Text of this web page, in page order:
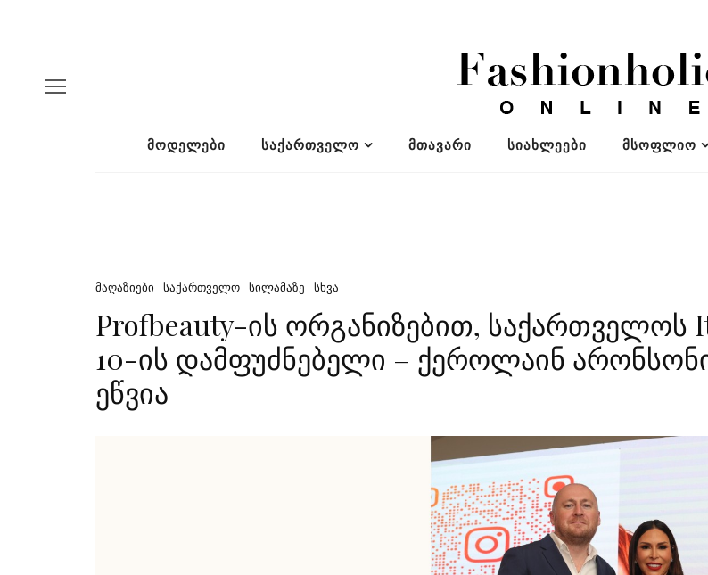
ᲛᲝᲓᲔᲚᲔᲑᲘ ᲡᲐᲥᲐᲠᲗᲕᲔᲚᲝ ᲛᲗᲐᲕᲐᲠᲘ ᲡᲘᲐᲮᲚᲔᲔᲑᲘ ᲛᲡᲝᲤᲚᲘᲝ
ᲛᲐᲦᲐᲖᲘᲔᲑᲘ ᲡᲐᲥᲐᲠᲗᲕᲔᲚᲝ ᲡᲘᲚᲐᲛᲐᲖᲔ ᲡᲮᲕᲐ
Profbeauty-ის ორგანიზებით, საქართველოს
10-ის დამფუძნებელი – ქეროლაინ
ეწვია